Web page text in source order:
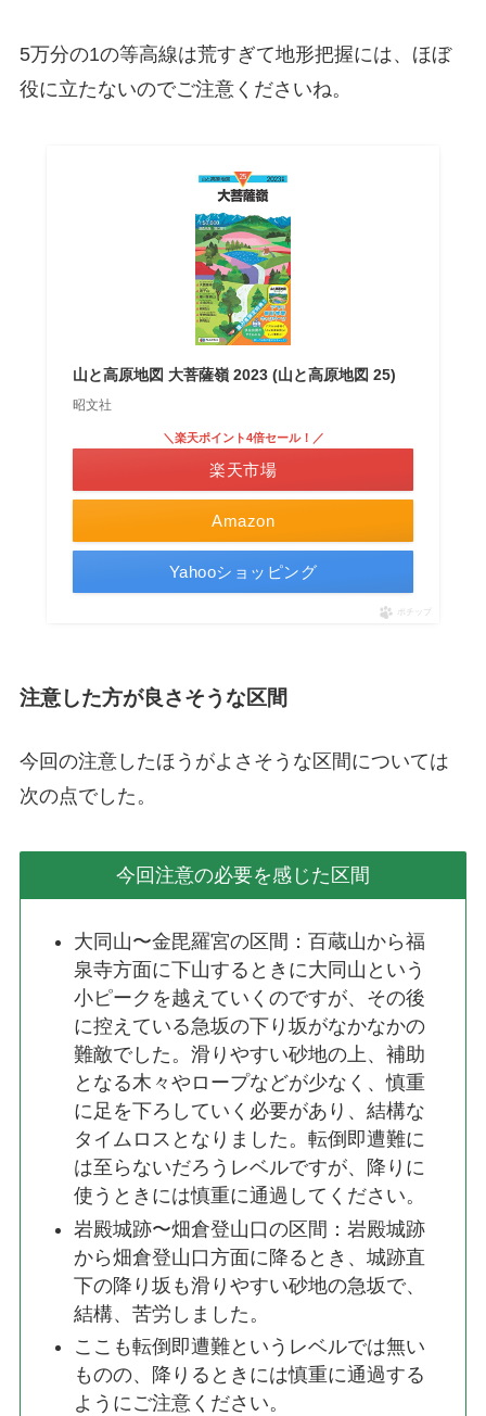
5万分の1の等高線は荒すぎて地形把握には、ほぼ
役に立たないのでご注意くださいね。
山と高原地図 大菩薩嶺 2023 (山と高原地図 25)
昭文社
Amazon
＼楽天ポイント4倍セール！／
楽天市場
Yahooショッピング
ポチップ
注意した方が良さそうな区間
今回の注意したほうがよさそうな区間については
次の点でした。
今回注意の必要を感じた区間
大同山〜金毘羅宮の区間：百蔵山から福
泉寺方面に下山するときに大同山という
小ピークを越えていくのですが、その後
に控えている急坂の下り坂がなかなかの
難敵でした。滑りやすい砂地の上、補助
となる木々やロープなどが少なく、慎重
に足を下ろしていく必要があり、結構な
タイムロスとなりました。転倒即遭難に
は至らないだろうレベルですが、降りに
使うときには慎重に通過してください。
岩殿城跡〜畑倉登山口の区間：岩殿城跡
から畑倉登山口方面に降るとき、城跡直
下の降り坂も滑りやすい砂地の急坂で、
結構、苦労しました。
ここも転倒即遭難というレベルでは無い
ものの、降りるときには慎重に通過する
ようにご注意ください。